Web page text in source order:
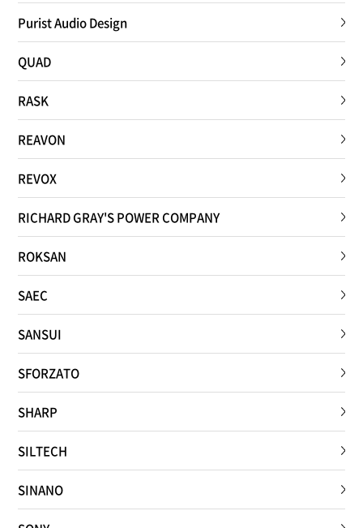
Purist Audio Design
QUAD
RASK
REAVON
REVOX
RICHARD GRAY'S POWER COMPANY
ROKSAN
SAEC
SANSUI
SFORZATO
SHARP
SILTECH
SINANO